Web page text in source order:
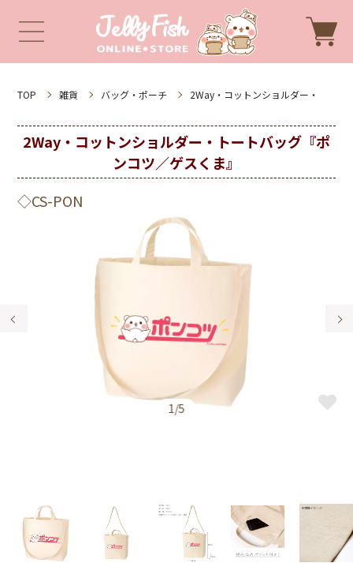
TOP 雑貨 バッグ・ポーチ 2Way・コットンショルダー・
2Way・コットンショルダー・トートバッグ『ポ
ンコツ／ゲスくま』
◇CS-PON
1/5